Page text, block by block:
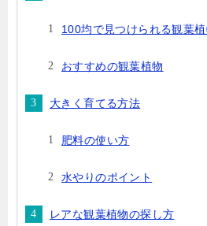
100均で見つけられる観葉
おすすめの観葉植物
大きく育てる方法
肥料の使い方
水やりのポイント
レアな観葉植物の探し方